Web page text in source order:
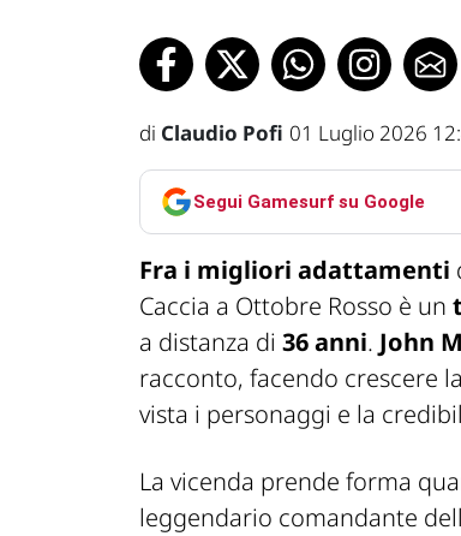
di Claudio Pofi 01 Luglio 2026
Segui Gamesurf su Google
Fra i migliori adattamenti
Caccia a Ottobre Rosso è un
a distanza di 36 anni. John
racconto, facendo crescere la
vista i personaggi e la
La vicenda prende forma
leggendario comandante